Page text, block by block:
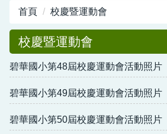
首頁 校慶暨運動會
校慶暨運動會
碧華國小第48屆校慶運動會活動照片
碧華國小第49屆校慶運動會活動照片
碧華國小第50屆校慶運動會活動照片